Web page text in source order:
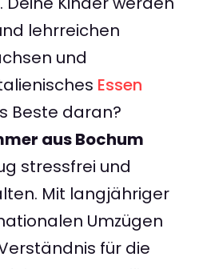
lehrreichen
und
Essen
Beste daran?
aus Bochum
stressfrei und
Mit langjähriger
Umzügen
für die